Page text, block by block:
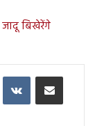
बिखेरेंगे
VKontakteShare via Email